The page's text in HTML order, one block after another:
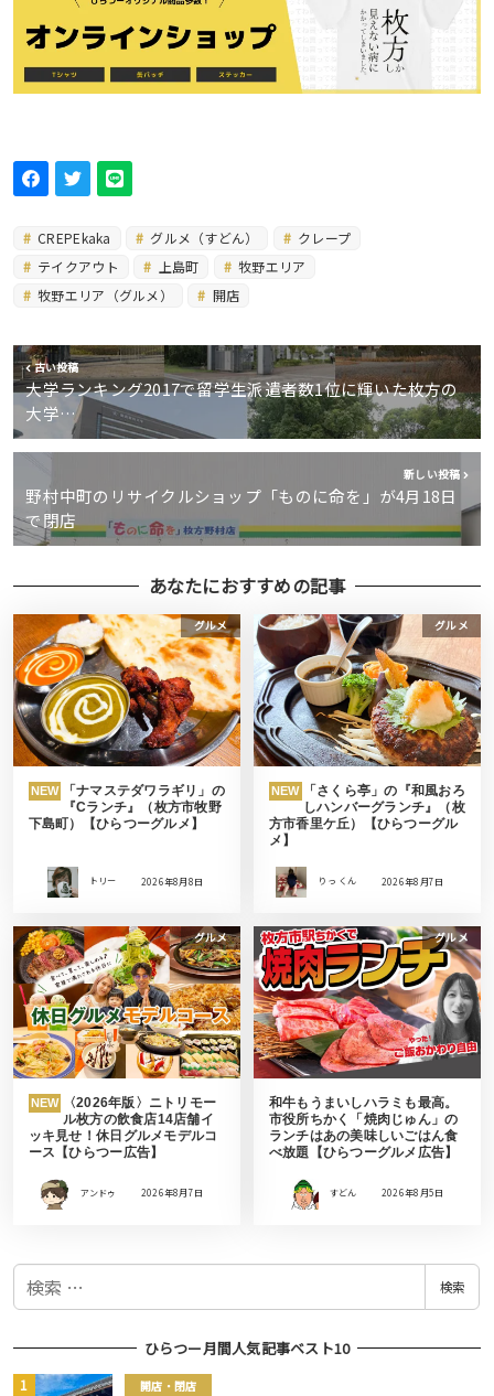
CREPEkaka グルメ（すどん）
クレープ
テイクアウト
上島町
牧野エリア
牧野エリア（グルメ）
開店
古い投稿
大学ランキング2017で留学生派遣者数1位に輝いた枚方の
大学…
新しい投稿
野村中町のリサイクルショップ「ものに命を」が4月18日
で閉店
あなたにおすすめの記事
グルメ
NEW
「ナマステダワラギリ」の
『Cランチ』（枚方市牧野
下島町）【ひらつーグルメ】
トリー 2026年8月8日
グルメ
NEW
「さくら亭」の『和風おろ
しハンバーグランチ』（枚
方市香里ケ丘）【ひらつーグル
メ】
りっ くん 2026年8月7日
グルメ
NEW
〈2026年版〉ニトリモー
ル枚方の飲食店14店舗イ
ッキ見せ！休日グルメモデルコ
ース【ひらつー広告】
アンドゥ 2026年8月7日
グルメ
和牛もうまいしハラミも最高。
市役所ちかく「焼肉じゅん」の
ランチはあの美味しいごはん食
べ放題【ひらつーグルメ広告】
すどん 2026年8月5日
検
検索
ひらつー月間人気記事ベスト10
開店・閉店